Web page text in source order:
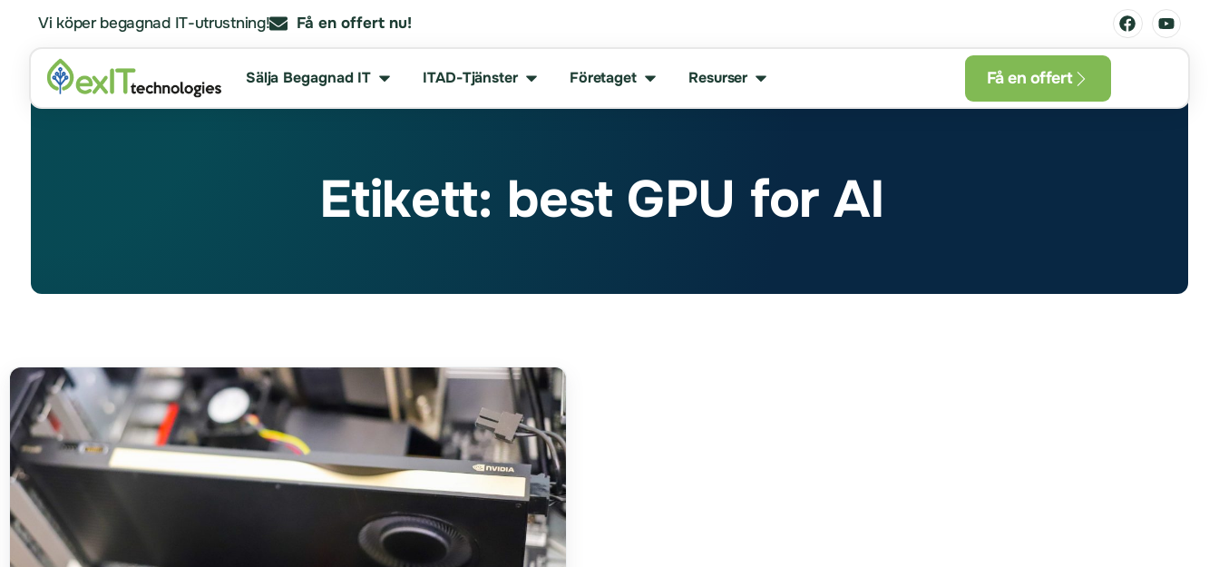
Vi köper begagnad IT-utrustning! Få en offert nu!
Sälja Begagnad IT ITAD-Tjänster Företaget Resurser Få en offert
Etikett: best GPU for AI